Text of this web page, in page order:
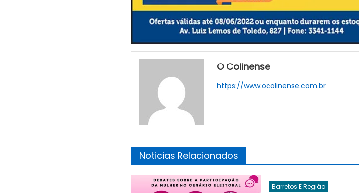
O Colinense
https://www.ocolinense.com.br
Noticias Relacionados
Barretos E Região